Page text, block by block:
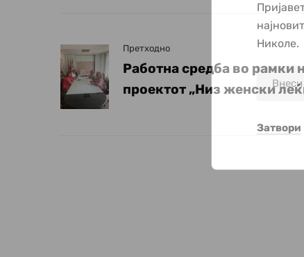
Претходно
Работна средба во рамки
проектот „Низ женски
Николе.
Затвори